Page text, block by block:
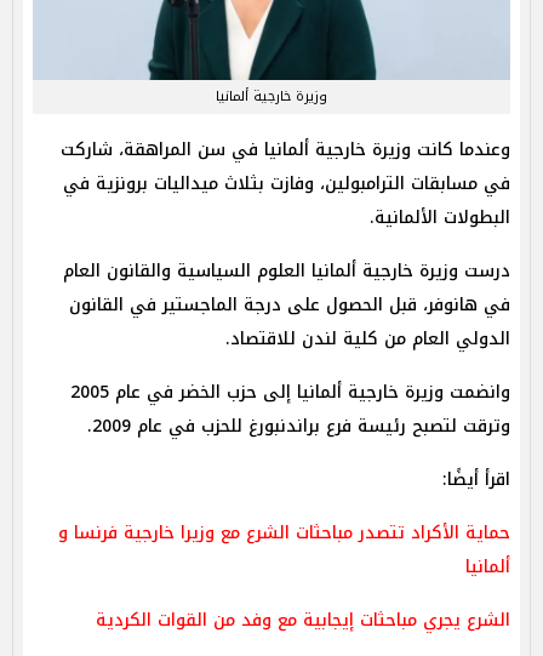
وزيرة خارجية ألمانيا
وعندما كانت وزيرة خارجية ألمانيا في سن المراهقة، شاركت
في مسابقات الترامبولين، وفازت بثلاث ميداليات برونزية في
البطولات الألمانية.
درست وزيرة خارجية ألمانيا العلوم السياسية والقانون العام
في هانوفر، قبل الحصول على درجة الماجستير في القانون
الدولي العام من كلية لندن للاقتصاد.
وانضمت وزيرة خارجية ألمانيا إلى حزب الخضر في عام 2005
وترقت لتصبح رئيسة فرع براندنبورغ للحزب في عام 2009.
اقرأ أيضًا:
حماية الأكراد تتصدر مباحثات الشرع مع وزيرا خارجية فرنسا و
ألمانيا
الشرع يجري مباحثات إيجابية مع وفد من القوات الكردية